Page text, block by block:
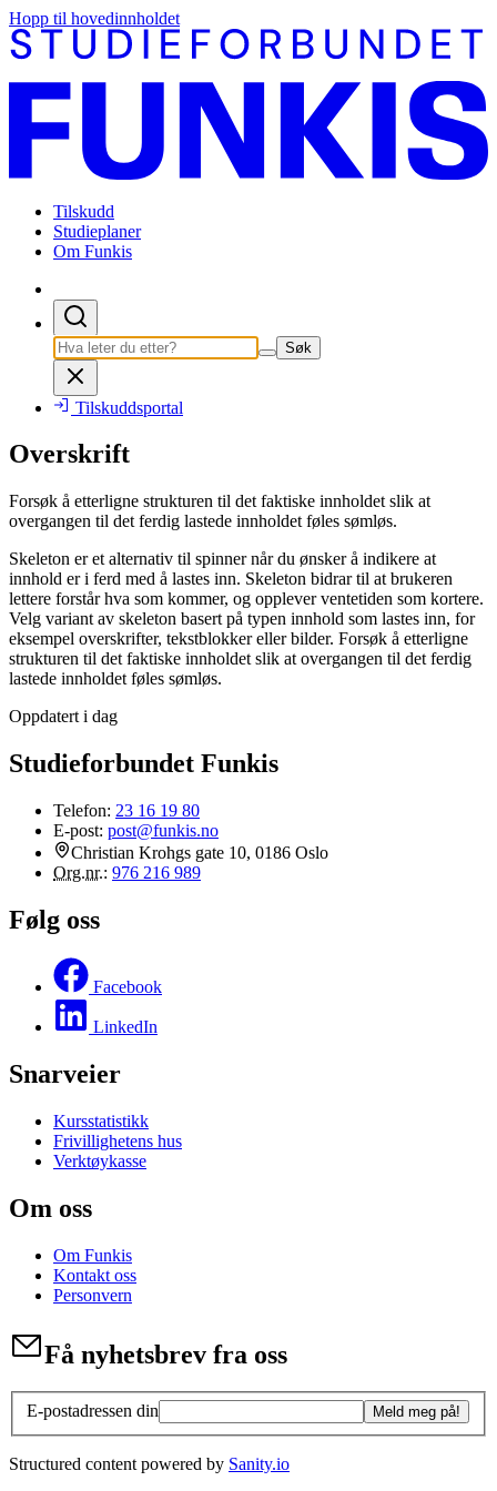
Hopp til hovedinnholdet
Tilskudd
Studieplaner
Om Funkis
Søk
Tilskuddsportal
Overskrift
Forsøk å etterligne strukturen til det faktiske innholdet slik at
overgangen til det ferdig lastede innholdet føles sømløs.
Skeleton er et alternativ til spinner når du ønsker å indikere at
innhold er i ferd med å lastes inn. Skeleton bidrar til at brukeren
lettere forstår hva som kommer, og opplever ventetiden som kortere.
Velg variant av skeleton basert på typen innhold som lastes inn, for
eksempel overskrifter, tekstblokker eller bilder. Forsøk å etterligne
strukturen til det faktiske innholdet slik at overgangen til det ferdig
lastede innholdet føles sømløs.
Oppdatert i dag
Studieforbundet Funkis
Telefon: 23 16 19 80
E-post: post@funkis.no
Christian Krohgs gate 10, 0186 Oslo
Org.nr.: 976 216 989
Følg oss
Facebook
LinkedIn
Snarveier
Kursstatistikk
Frivillighetens hus
Verktøykasse
Om oss
Om Funkis
Kontakt oss
Personvern
Få nyhetsbrev fra oss
E-postadressen din Meld meg på!
Structured content powered by Sanity.io